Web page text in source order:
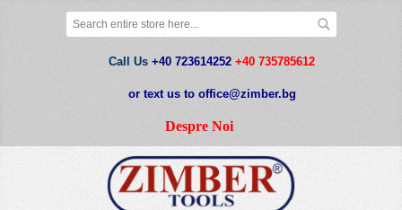
Call Us +40 723614252 +40 735785612
or text us to office@zimber.bg
Despre Noi